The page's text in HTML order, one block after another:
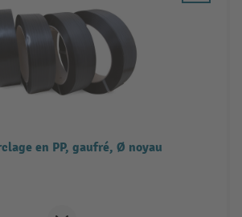
en PP, gaufré, Ø noyau